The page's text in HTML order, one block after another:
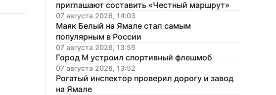
приглашают составить «Честный маршрут»
07 августа 2026, 14:03
Маяк Белый на Ямале стал самым
популярным в России
07 августа 2026, 13:55
Город М устроил спортивный флешмоб
07 августа 2026, 13:52
Рогатый инспектор проверил дорогу и завод
на Ямале